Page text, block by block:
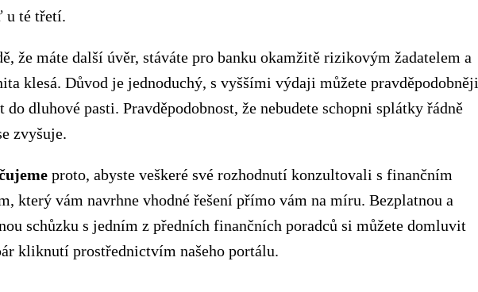
u té třetí.
že máte další úvěr, stáváte pro banku okamžitě rizikovým žadatelem a
klesá. Důvod je jednoduchý, s vyššími výdaji můžete pravděpodobněji
do dluhové pasti. Pravděpodobnost, že nebudete schopni splátky řádně
zvyšuje.
proto, abyste veškeré své rozhodnutí konzultovali s finančním
který vám navrhne vhodné řešení přímo vám na míru. Bezplatnou a
schůzku s jedním z předních finančních poradců si můžete domluvit
kliknutí prostřednictvím našeho portálu.